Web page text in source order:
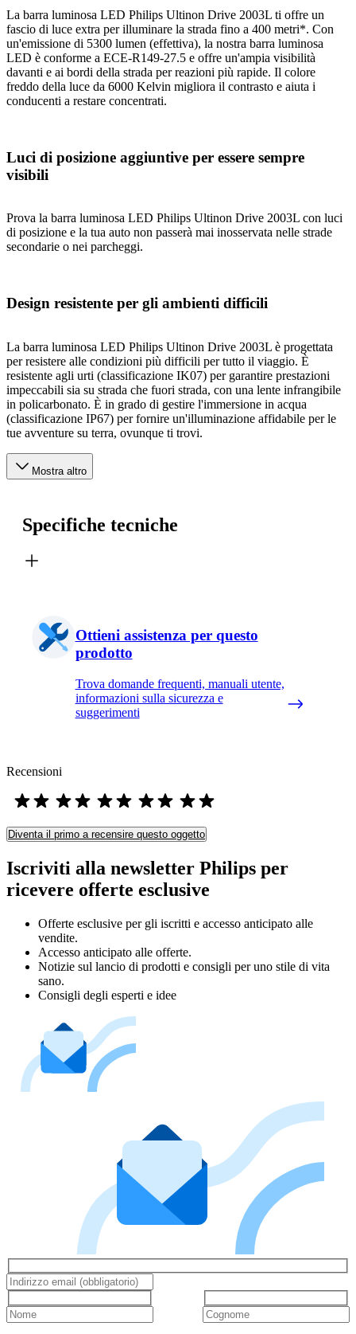
La barra luminosa LED Philips Ultinon Drive 2003L ti offre un
fascio di luce extra per illuminare la strada fino a 400 metri*. Con
un'emissione di 5300 lumen (effettiva), la nostra barra luminosa
LED è conforme a ECE-R149-27.5 e offre un'ampia visibilità
davanti e ai bordi della strada per reazioni più rapide. Il colore
freddo della luce da 6000 Kelvin migliora il contrasto e aiuta i
conducenti a restare concentrati.
Luci di posizione aggiuntive per essere sempre
visibili
Prova la barra luminosa LED Philips Ultinon Drive 2003L con luci
di posizione e la tua auto non passerà mai inosservata nelle strade
secondarie o nei parcheggi.
Design resistente per gli ambienti difficili
La barra luminosa LED Philips Ultinon Drive 2003L è progettata
per resistere alle condizioni più difficili per tutto il viaggio. È
resistente agli urti (classificazione IK07) per garantire prestazioni
impeccabili sia su strada che fuori strada, con una lente infrangibile
in policarbonato. È in grado di gestire l'immersione in acqua
(classificazione IP67) per fornire un'illuminazione affidabile per le
tue avventure su terra, ovunque ti trovi.
Mostra altro
Specifiche tecniche
Ottieni assistenza per questo
prodotto
Trova domande frequenti, manuali utente,
informazioni sulla sicurezza e
suggerimenti
Recensioni
Diventa il primo a recensire questo oggetto
Iscriviti alla newsletter Philips per
ricevere offerte esclusive
Offerte esclusive per gli iscritti e accesso anticipato alle
vendite.
Accesso anticipato alle offerte.
Notizie sul lancio di prodotti e consigli per uno stile di vita
sano.
Consigli degli esperti e idee